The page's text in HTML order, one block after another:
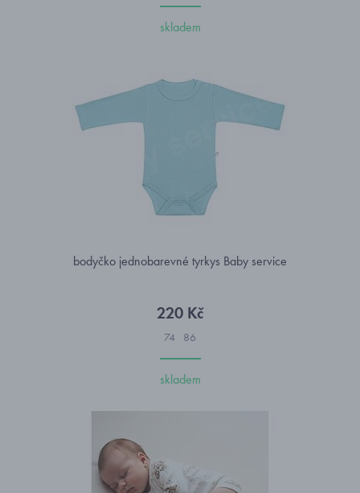
skladem
bodyčko jednobarevné tyrkys Baby service
220 Kč
74 86
skladem